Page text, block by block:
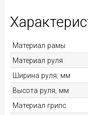
Материал рамы
Материал руля
Ширина руля, мм
Высота руля, мм
Материал грипс